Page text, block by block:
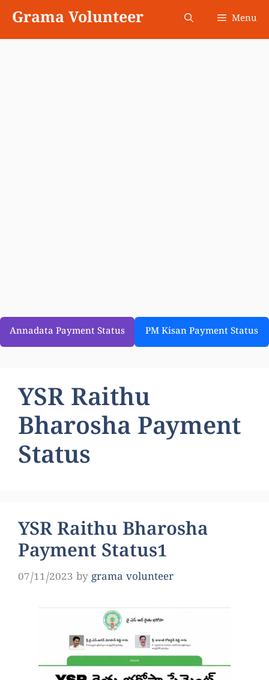
content
Grama Volunteer Menu
Annadata Payment Status PM Kisan Payment Status
YSR Raithu
Bharosha Payment
Status
YSR Raithu Bharosha
Payment Status1
07/11/2023 by grama volunteer